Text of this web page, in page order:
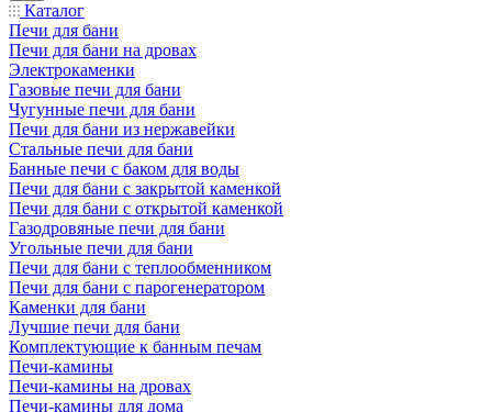
Каталог
Печи для бани
Печи для бани на дровах
Электрокаменки
Газовые печи для бани
Чугунные печи для бани
Печи для бани из нержавейки
Стальные печи для бани
Банные печи с баком для воды
Печи для бани с закрытой каменкой
Печи для бани с открытой каменкой
Газодровяные печи для бани
Угольные печи для бани
Печи для бани с теплообменником
Печи для бани с парогенератором
Каменки для бани
Лучшие печи для бани
Комплектующие к банным печам
Печи-камины
Печи-камины на дровах
Печи-камины для дома